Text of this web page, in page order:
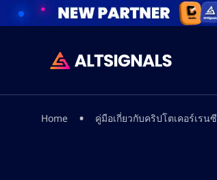
Home • คู่มือเกี่ยวกับคริปโตเคอร์เรนซี